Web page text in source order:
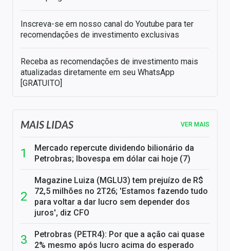
Inscreva-se em nosso canal do Youtube para ter
recomendações de investimento exclusivas
Receba as recomendações de investimento mais
atualizadas diretamente em seu WhatsApp
[GRATUITO]
MAIS LIDAS VER MAIS
Mercado repercute dividendo bilionário da
Petrobras; Ibovespa em dólar cai hoje (7)
Magazine Luiza (MGLU3) tem prejuízo de R$
72,5 milhões no 2T26; 'Estamos fazendo tudo
para voltar a dar lucro sem depender dos
juros', diz CFO
Petrobras (PETR4): Por que a ação cai quase
2% mesmo após lucro acima do esperado